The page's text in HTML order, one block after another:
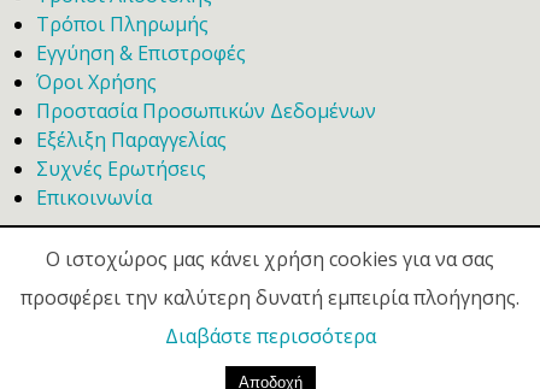
Τρόποι Πληρωμής
Εγγύηση & Επιστροφές
Όροι Χρήσης
Προστασία Προσωπικών Δεδομένων
Εξέλιξη Παραγγελίας
Συχνές Ερωτήσεις
Επικοινωνία
Ο ιστοχώρος μας κάνει χρήση cookies για να σας
προσφέρει την καλύτερη δυνατή εμπειρία πλοήγησης.
Διαβάστε περισσότερα